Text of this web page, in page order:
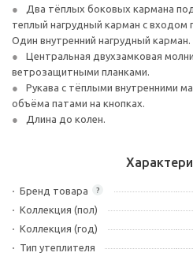
Два тёплых боковых кармана
теплый нагрудный карман с входом
Один внутренний нагрудный карман.
Центральная двухзамковая
ветрозащитными планками.
Рукава с тёплыми внутренними
объёма патами на кнопках.
Длина до колен.
?
Бренд товара
Коллекция (пол)
Коллекция (год)
Тип утеплителя